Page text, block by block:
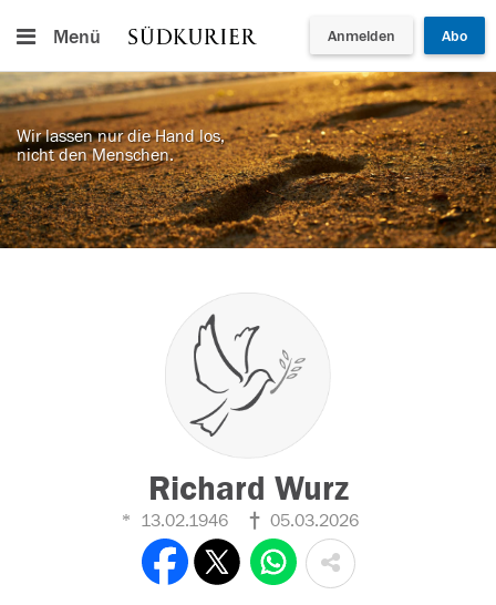
Menü Anmelden Abo
Wir lassen nur die Hand los,
nicht den Menschen.
Richard Wurz
13.02.1946 05.03.2026